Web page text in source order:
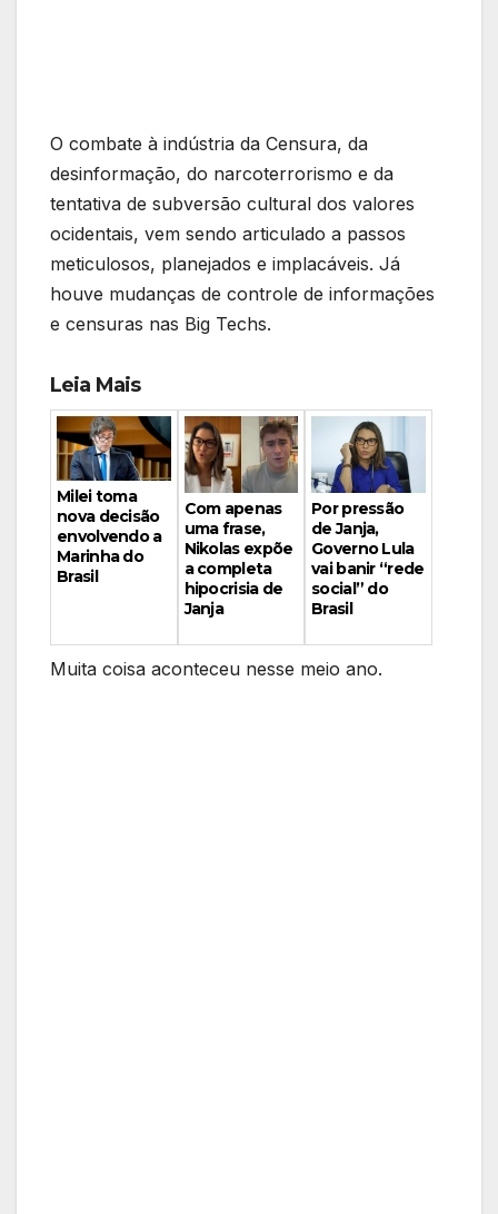
O combate à indústria da Censura, da
desinformação, do narcoterrorismo e da
tentativa de subversão cultural dos valores
ocidentais, vem sendo articulado a passos
meticulosos, planejados e implacáveis. Já
houve mudanças de controle de informações
e censuras nas Big Techs.
Leia Mais
Milei toma
nova decisão
envolvendo a
Marinha do
Brasil
Com apenas
uma frase,
Nikolas expõe
a completa
hipocrisia de
Janja
Por pressão
de Janja,
Governo Lula
vai banir “rede
social” do
Brasil
Muita coisa aconteceu nesse meio ano.